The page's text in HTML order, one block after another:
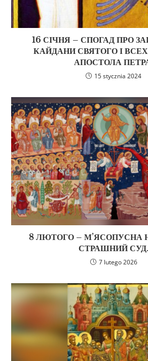
16 СІЧНЯ – СПОГАД ПРО
КАЙДАНИ СВЯТОГО І
АПОСТОЛА
15 stycznia 2024
8 ЛЮТОГО – М’ЯСОПУСНА
СТРАШНИЙ СУД.
7 lutego 2026